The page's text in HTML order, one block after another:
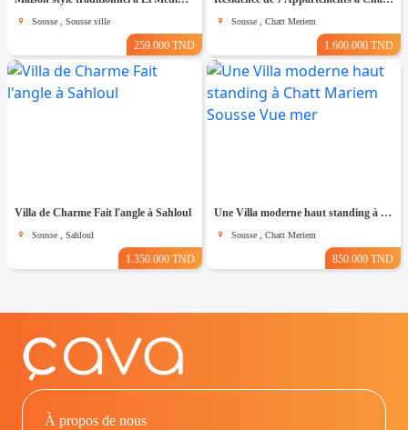
Sousse , Sousse ville
259.000 TND
Sousse , Chatt Meriem
1.600.000 TND
Villa de Charme Fait l'angle à Sahloul
Sousse , Sahloul
1.350.000 TND
Une Villa moderne haut standing à Chatt Mariem Sousse Vue mer
Sousse , Chatt Meriem
850.000 TND
À propos de nous